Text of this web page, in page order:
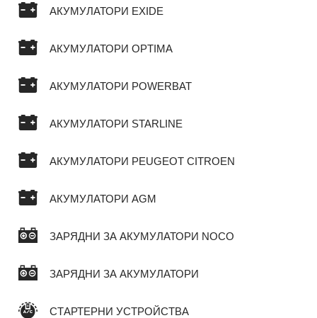
АКУМУЛАТОРИ EXIDE
АКУМУЛАТОРИ OPTIMA
АКУМУЛАТОРИ POWERBAT
АКУМУЛАТОРИ STARLINE
АКУМУЛАТОРИ PEUGEOT CITROEN
АКУМУЛАТОРИ AGM
ЗАРЯДНИ ЗА АКУМУЛАТОРИ NOCO
ЗАРЯДНИ ЗА АКУМУЛАТОРИ
СТАРТЕРНИ УСТРОЙСТВА